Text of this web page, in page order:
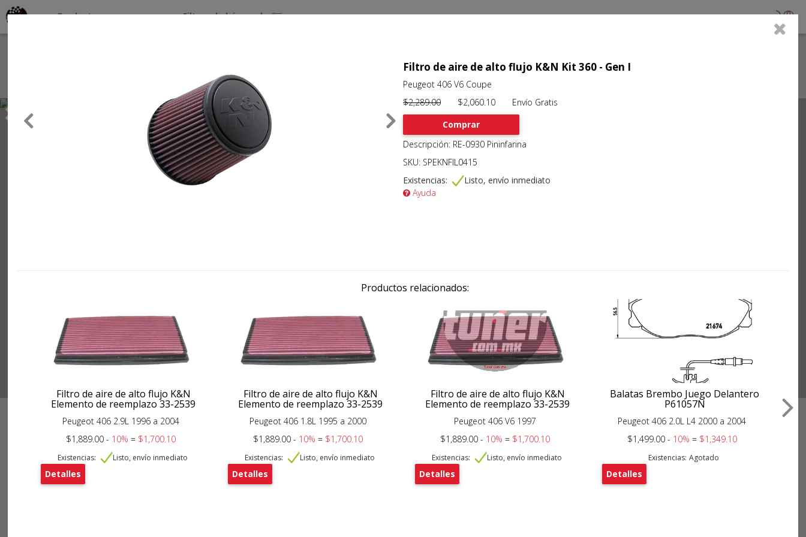
Clients
Productos por marcas Filtros de búsqueda 0
Filtro de aire de alto flujo K&N Kit 360 - Gen I
Peugeot 406 V6 Coupe
$2,289.00$2,060.10 Envío Gratis
Comprar
Descripción: RE-0930 Pininfarina
SKU: SPEKNFIL0415
Existencias:
Listo, envío inmediato
Ayuda
Productos relacionados:
Filtro de aire de alto flujo K&N
Elemento de reemplazo 33-2539
Peugeot 406 2.9L 1996 a 2004
$1,889.00 - 10% = $1,700.10
Existencias: Listo, envío inmediato
Detalles
Filtro de aire de alto flujo K&N
Elemento de reemplazo 33-2539
Peugeot 406 1.8L 1995 a 2000
$1,889.00 - 10% = $1,700.10
Existencias: Listo, envío inmediato
Detalles
Filtro de aire de alto flujo K&N
Elemento de reemplazo 33-2539
Peugeot 406 V6 1997
$1,889.00 - 10% = $1,700.10
Existencias: Listo, envío inmediato
Detalles
Balatas Brembo Juego Delantero
P61057N
Peugeot 406 2.0L L4 2000 a 2004
$1,499.00 - 10% = $1,349.10
Existencias: Agotado
Detalles